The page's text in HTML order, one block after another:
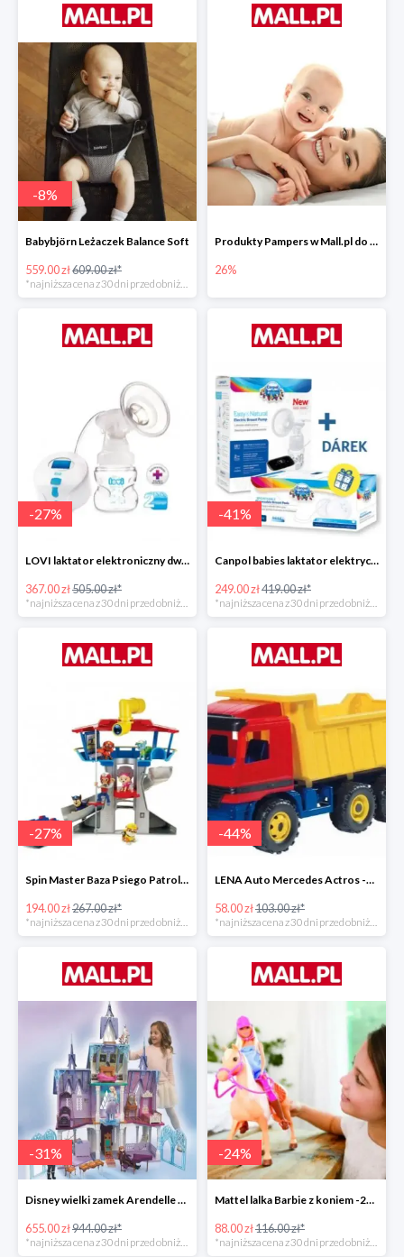
-8%
Babybjörn Leżaczek Balance Soft
559.00 zł609.00 zł*
Produkty Pampers w Mall.pl do -26%
26%
-27%
LOVI laktator elektroniczny dwufazowy Prolactis -27%
367.00 zł505.00 zł*
-41%
Canpol babies laktator elektryczny EASY NATURAL -40%
249.00 zł419.00 zł*
-27%
Spin Master Baza Psiego Patrolu -27%
194.00 zł267.00 zł*
*najniższa cena z 30 dni przed obniżką
-44%
LENA Auto Mercedes Actros -43%
58.00 zł103.00 zł*
*najniższa cena z 30 dni przed obniżką
-31%
Disney wielki zamek Arendelle Frozen 2 -30%
655.00 zł944.00 zł*
-24%
Mattel lalka Barbie z koniem -24%
88.00 zł116.00 zł*